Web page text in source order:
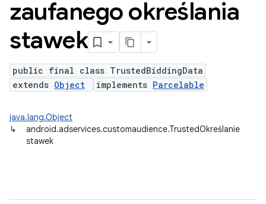
zaufanego określania
stawek
public final class TrustedBiddingData
extends Object implements Parcelable
java.lang.Object
↳
android.adservices.customaudience.TrustedOkreślanie
stawek